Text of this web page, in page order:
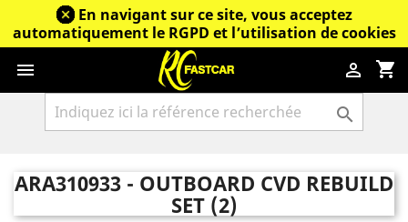
En navigant sur ce site, vous acceptez
automatiquement le RGPD et l’utilisation de cookies
 shopping_cart


ARA310933 - OUTBOARD CVD REBUILD
SET (2)